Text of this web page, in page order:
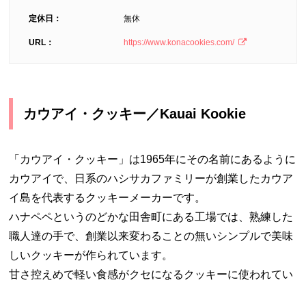
定休日： 無休
URL： https://www.konacookies.com/
カウアイ・クッキー／Kauai Kookie
「カウアイ・クッキー」は1965年にその名前にあるように
カウアイで、日系のハシサカファミリーが創業したカウア
イ島を代表するクッキーメーカーです。
ハナペペというのどかな田舎町にある工場では、熟練した
職人達の手で、創業以来変わることの無いシンプルで美味
しいクッキーが作られています。
甘さ控えめで軽い食感がクセになるクッキーに使われてい